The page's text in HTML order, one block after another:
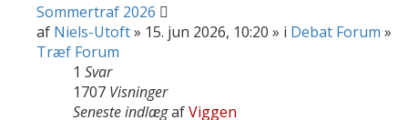
Sommertraf 2026
af Niels-Utoft» 15. jun 2026, 10:20 » i Debat Forum »
Træf Forum
1 Svar
1707 Visninger
Seneste indlægafViggen